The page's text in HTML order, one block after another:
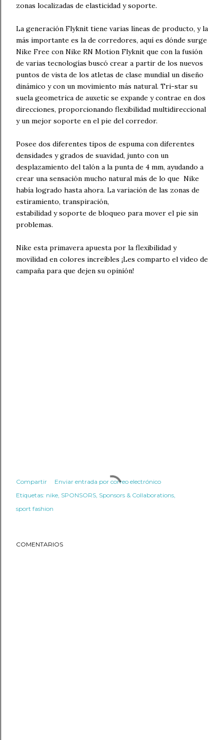
zonas localizadas de elasticidad y soporte.
La generación Flyknit tiene varias líneas de producto, y la
más importante es la de corredores, aquí es dónde surge
Nike Free con Nike RN Motion Flyknit que con la fusión
de varias tecnologías buscó crear a partir de los nuevos
puntos de vista de los atletas de clase mundial un diseño
dinámico y con un movimiento más natural. Tri-star su
suela geometrica de auxetic se expande y contrae en dos
direcciones, proporcionando flexibilidad multidireccional
y un mejor soporte en el pie del corredor.
Posee dos diferentes tipos de espuma con diferentes
densidades y grados de suavidad, junto con un
desplazamiento del talón a la punta de 4 mm, ayudando a
crear una sensación mucho natural más de lo que Nike
había logrado hasta ahora. La variación de las zonas de
estiramiento, transpiración,
estabilidad y soporte de bloqueo para mover el pie sin
problemas.
Nike esta primavera apuesta por la flexibilidad y
movilidad en colores increíbles ¡Les comparto el video de
campaña para que dejen su opinión!
Compartir
Enviar entrada por correo electrónico
Etiquetas: nike SPONSORS Sponsors & Collaborations
sport fashion
COMENTARIOS